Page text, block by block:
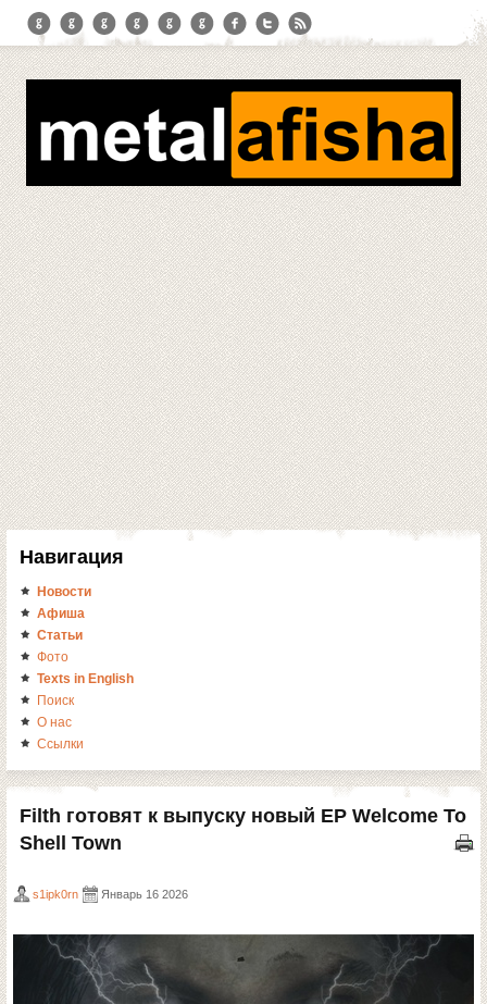
Навигация
Новости
Афиша
Статьи
Фото
Texts in English
Поиск
О нас
Ссылки
Filth готовят к выпуску новый EP Welcome To
Shell Town
s1ipk0rn Январь 16 2026